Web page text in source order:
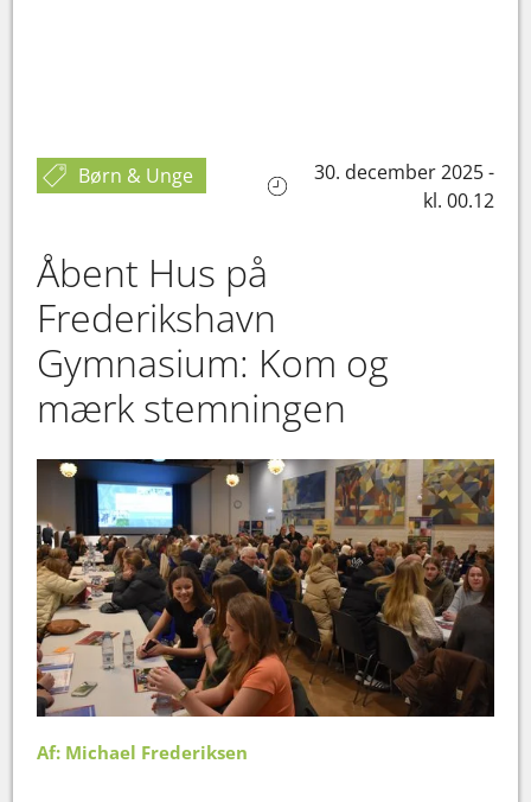
Børn & Unge
30. december 2025 -
kl. 00.12
Åbent Hus på
Frederikshavn
Gymnasium: Kom og
mærk stemningen
Af: Michael Frederiksen